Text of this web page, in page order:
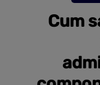
Cum